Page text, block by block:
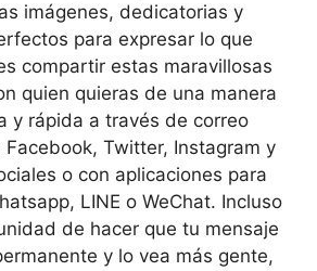
imágenes, dedicatorias y
para expresar lo que
compartir estas maravillosas
quien quieras de una manera
y rápida a través de correo
Facebook, Twitter, Instagram y
o con aplicaciones para
LINE o WeChat. Incluso
de hacer que tu mensaje
y lo vea más gente,